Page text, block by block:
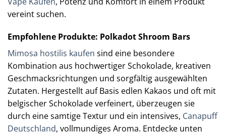
vereint suchen.
Empfohlene Produkte: Polkadot Shroom Bars
Mimosa hostilis kaufen sind eine besondere
Kombination aus hochwertiger Schokolade, kreativen
Geschmacksrichtungen und sorgfältig ausgewählten
Zutaten. Hergestellt auf Basis edlen Kakaos und oft mit
belgischer Schokolade verfeinert, überzeugen sie
durch eine samtige Textur und ein intensives, Canapuff
Deutschland, vollmundiges Aroma. Entdecke unten